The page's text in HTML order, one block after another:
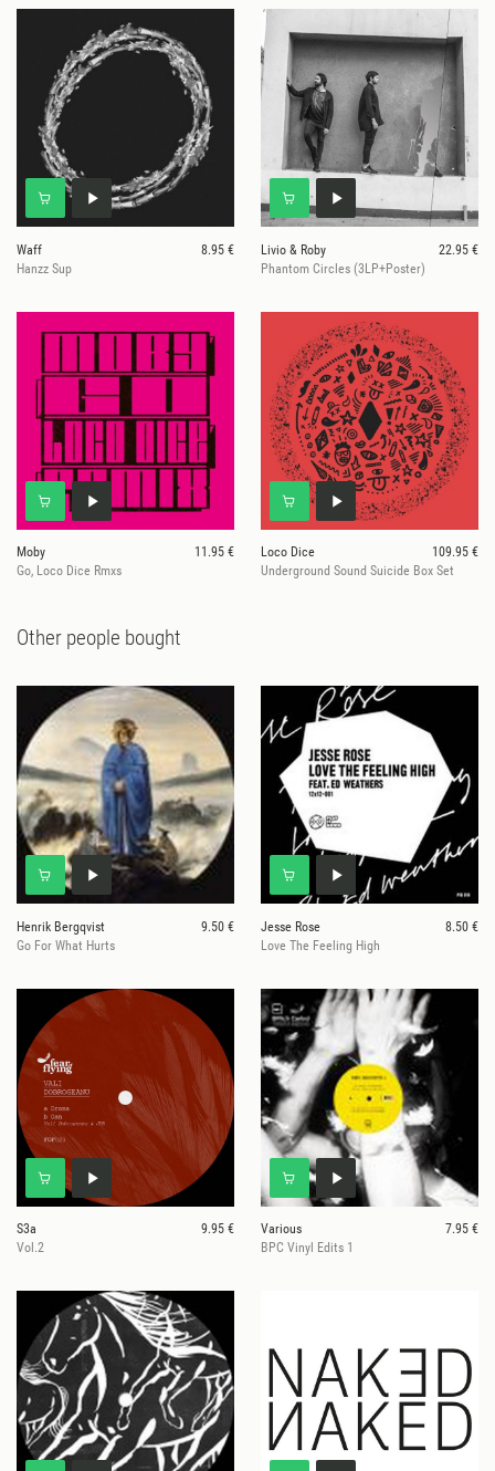
Waff
8.95 €
Hanzz Sup
Livio & Roby
22.95 €
Phantom Circles (3LP+Poster)
Moby
11.95 €
Go, Loco Dice Rmxs
Loco Dice
109.95 €
Underground Sound Suicide Box Set
Other people bought
Henrik Bergqvist
9.50 €
Go For What Hurts
Jesse Rose
8.50 €
Love The Feeling High
S3a
9.95 €
Vol.2
Various
7.95 €
BPC Vinyl Edits 1